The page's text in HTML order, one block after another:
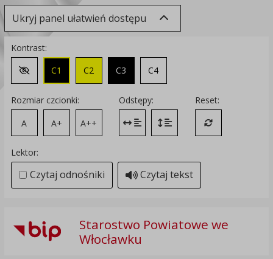
Ukryj panel ułatwień dostępu
Kontrast:
Zmień kontrast na domyślny
C1 C2 C3 C4
Rozmiar czcionki:
A
A+ A++
Odstępy:
Zmień odstęp między literami
Zmień interlinię i margines
Reset:
Przywróć
Lektor:
Czytaj odnośniki Czytaj tekst
Starostwo Powiatowe we
Włocławku